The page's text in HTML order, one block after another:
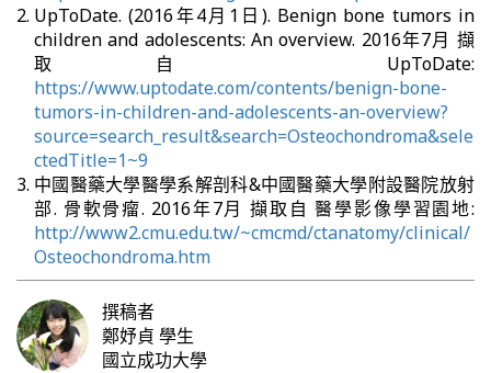
UpToDate. (2016年4月1日). Benign bone tumors in
children and adolescents: An overview. 2016年7月 擷
取自 UpToDate:
https://www.uptodate.com/contents/benign-bone-
tumors-in-children-and-adolescents-an-overview?
source=search_result&search=Osteochondroma&sele
ctedTitle=1~9
中國醫藥大學醫學系解剖科&中國醫藥大學附設醫院放射
部. 骨軟骨瘤. 2016年7月 擷取自 醫學影像學習園地:
http://www2.cmu.edu.tw/~cmcmd/ctanatomy/clinical/
Osteochondroma.htm
撰稿者
鄭妤貞 學生
國立成功大學